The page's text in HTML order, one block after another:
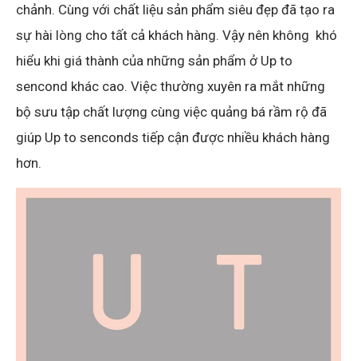
chảnh. Cùng với chất liệu sản phẩm siêu đẹp đã tạo ra
sự hài lòng cho tất cả khách hàng. Vậy nên không khó
hiểu khi giá thành của những sản phẩm ở Up to
sencond khác cao. Việc thường xuyên ra mắt những
bộ sưu tập chất lượng cùng việc quảng bá rầm rộ đã
giúp Up to senconds tiếp cận được nhiều khách hàng
hơn.